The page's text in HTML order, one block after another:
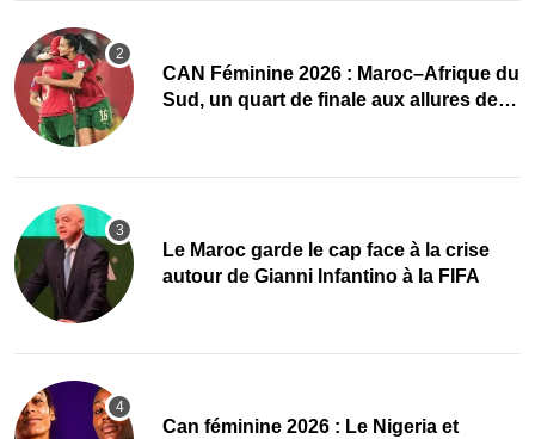
CAN Féminine 2026 : Maroc–Afrique du
Sud, un quart de finale aux allures de
Le Maroc garde le cap face à la crise
autour de Gianni Infantino à la FIFA
‎Can féminine 2026 : Le Nigeria et